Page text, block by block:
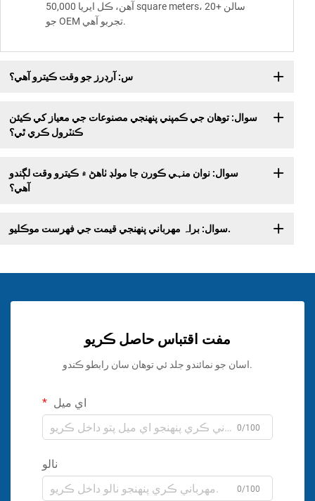
آهن، ڪل ايريا 50,000 square meters، 20+ سالن
جو OEM تجربو آهي.
س: آرڊرز جو وقت ڪيترو آهي؟
سوال: توهان جي ڪمپني پنهنجي مصنوعات جي معياز کي ڪيئن
ڪنٽرول ڪري ٿي؟
سوال: نوان منہي ڪورن جا مولڊ ٺاهڻ ۾ ڪيترو وقت لڳندو
آهي؟
سوال: براہ مهرباني پنهنجي قيمت جي فهرست موڪليو.
مفت اقتباس حاصل ڪريو
اسان جو نمائندو جلد ئي توهان سان رابطو ڪندو.
اي ميل
0/100
نالو
0/100